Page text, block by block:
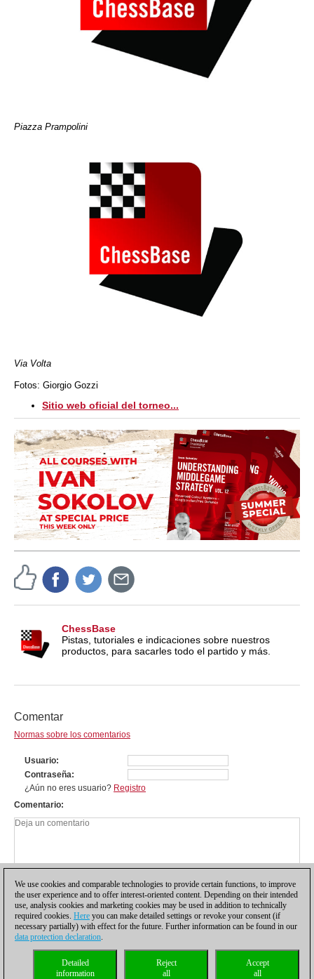
Piazza Prampolini
Via Volta
Fotos: Giorgio Gozzi
Sitio web oficial del torneo...
ChessBase
Pistas, tutoriales e indicaciones sobre nuestros
productos, para sacarles todo el partido y más.
Comentar
Normas sobre los comentarios
Usuario
Contraseña
¿Aún no eres usuario? Registro
Comentario
Política de privacidad |Para contactar Cookies Management
Licencias
Compliance Hotline
We use cookies and comparable technologies to provide certain functions, to improve
the user experience and to offer interest-oriented content. Depending on their intended
use, analysis cookies and marketing cookies may be used in addition to technically
required cookies. Here you can make detailed settings or revoke your consent (if
necessary partially) with effect for the future. Further information can be found in our
data protection declaration.
Accept
all
Reject
all
Detailed
information